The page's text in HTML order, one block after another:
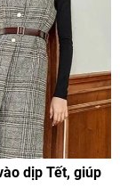
dịp Tết, giúp